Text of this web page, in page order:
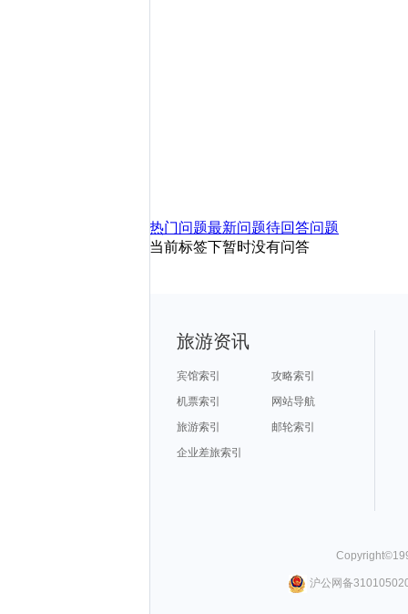
热门问题最新问题待回答问题
当前标签下暂时没有问答
旅游资讯
宾馆索引
攻略索引
机票索引
网站导航
旅游索引
邮轮索引
企业差旅索引
Copyright©
沪公网备